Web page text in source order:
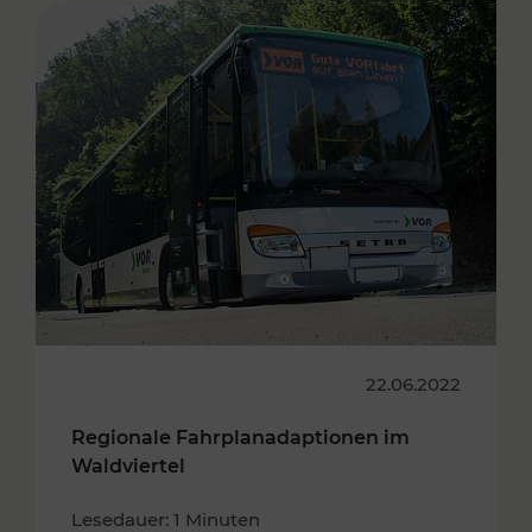
22.06.2022
Regionale Fahrplanadaptionen im
Waldviertel
Lesedauer: 1 Minuten